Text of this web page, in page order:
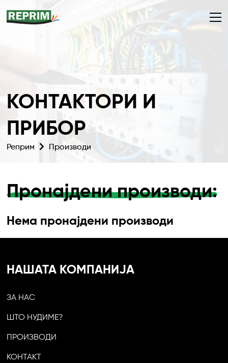
КОНТАКТОРИ И
ПРИБОР
Реприм Производи
Пронајдени производи:
Нема пронајдени производи
НАШАТА КОМПАНИЈА
ЗА НАС
ШТО НУДИМЕ?
ПРОИЗВОДИ
КОНТАКТ